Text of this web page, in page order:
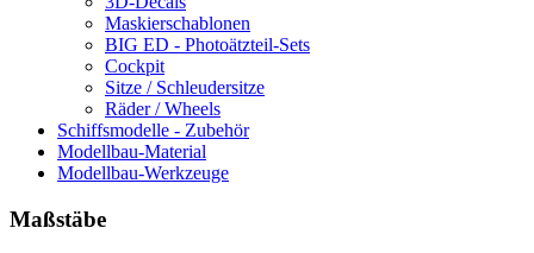
Maskierschablonen
BIG ED - Photoätzteil-Sets
Cockpit
Sitze / Schleudersitze
Räder / Wheels
Schiffsmodelle - Zubehör
Modellbau-Material
Modellbau-Werkzeuge
Maßstäbe